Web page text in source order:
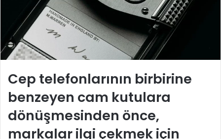
Cep telefonlarının birbirine
benzeyen cam kutulara
dönüşmesinden önce,
markalar ilgi çekmek için